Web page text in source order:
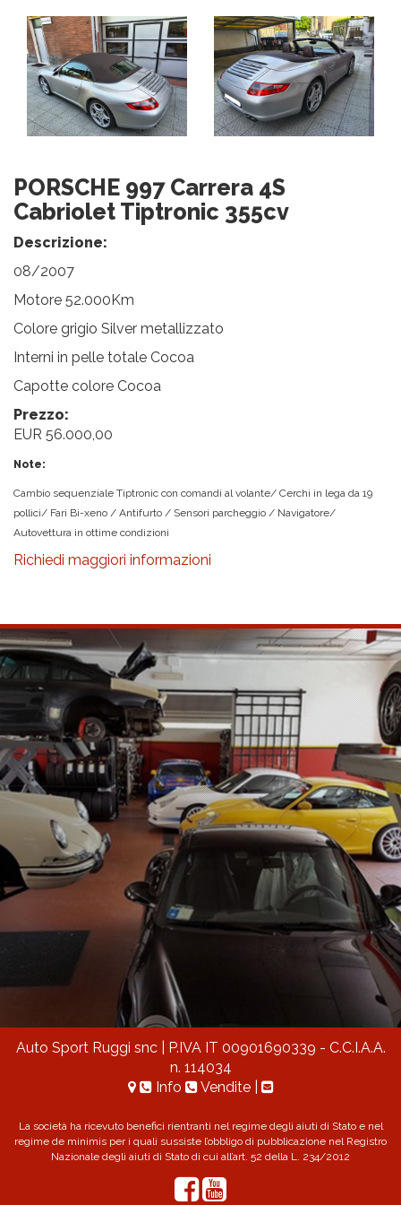
PORSCHE 997 Carrera 4S
Cabriolet Tiptronic 355cv
Descrizione:
08/2007
Motore 52.000Km
Colore grigio Silver metallizzato
Interni in pelle totale Cocoa
Capotte colore Cocoa
Prezzo:
EUR 56.000,00
Note:
Cambio sequenziale Tiptronic con comandi al volante/ Cerchi in lega da 19
pollici/ Fari Bi-xeno / Antifurto / Sensori parcheggio / Navigatore/
Autovettura in ottime condizioni
Richiedi maggiori informazioni
Auto Sport Ruggi snc
| P.IVA IT 00901690339 - C.C.I.A.A.
n. 114034
Info
Vendite
La società ha ricevuto benefici rientranti nel regime degli aiuti di Stato e nel
regime de minimis per i quali sussiste l’obbligo di pubblicazione nel Registro
Nazionale degli aiuti di Stato di cui all’art. 52 della L. 234/2012